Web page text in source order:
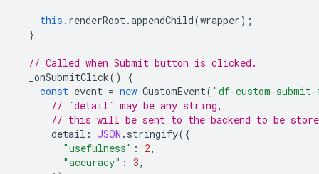
this . renderRoot.appendChild(wrapper);
}
// Called when Submit button is clicked.
_onSubmitClick()
{
const event = new CustomEvent( "df-custom-
// `detail` may be any string,
// this will be sent to the backend to be
detail : JSON . stringify({
"usefulness" : 2,
"accuracy" : 3,